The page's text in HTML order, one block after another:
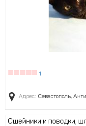
1
Адрес: Севастополь,
Ошейники и поводки,